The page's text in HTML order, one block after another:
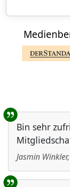
Benutzer-
Bin sehr
Jasmin Winkler,